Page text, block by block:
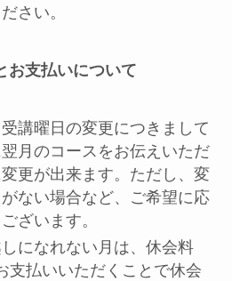
さい。
お支払いについて
講曜日の変更につきまして
月のコースをお伝えいただ
更が出来ます。ただし、変
ない場合など、ご希望に応
ざいます。
になれない月は、休会料
支払いいただくことで休会